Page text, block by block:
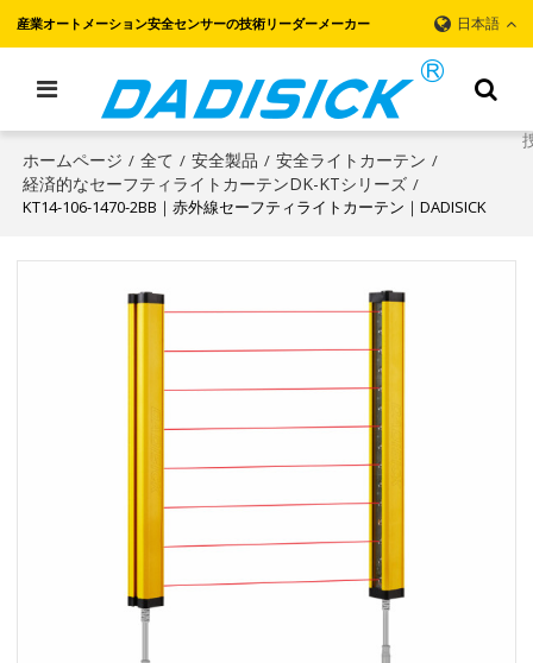
産業オートメーション安全センサーの技術リーダーメーカー 日本語
ホームページ / 全て / 安全製品 / 安全ライトカーテン /
経済的なセーフティライトカーテンDK-KTシリーズ /
KT14-106-1470-2BB｜赤外線セーフティライトカーテン｜DADISICK